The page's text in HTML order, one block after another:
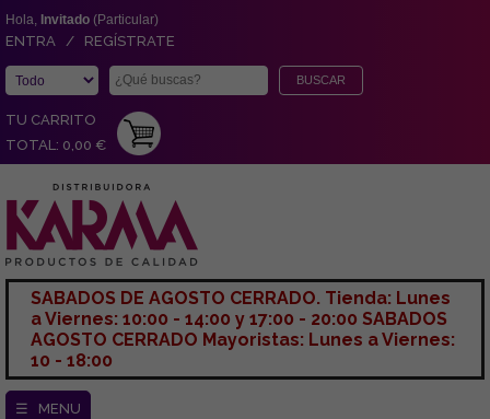
Hola, Invitado (Particular)
ENTRA / REGÍSTRATE
TU CARRITO
TOTAL: 0,00 €
SABADOS DE AGOSTO CERRADO. Tienda: Lunes
a Viernes: 10:00 - 14:00 y 17:00 - 20:00 SABADOS
AGOSTO CERRADO Mayoristas: Lunes a Viernes:
10 - 18:00
☰ MENU